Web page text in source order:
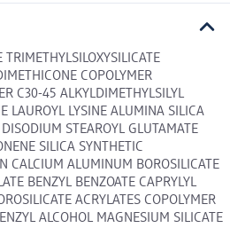
COPOLYMER
C30-45 ALKYLDIMETHYLSILYL
LAUROYL LYSINE ALUMINA SILICA
STEAROYL GLUTAMATE
SILICA SYNTHETIC
CALCIUM ALUMINUM BOROSILICATE
BENZYL BENZOATE CAPRYLYL
ACRYLATES COPOLYMER
ALCOHOL MAGNESIUM SILICATE